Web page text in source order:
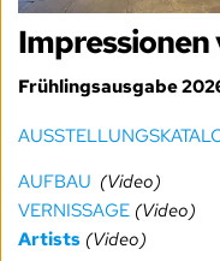
Frühlingsausgabe
AUFBAU (Video)
VERNISSAGE (Video)
Artists (Video)